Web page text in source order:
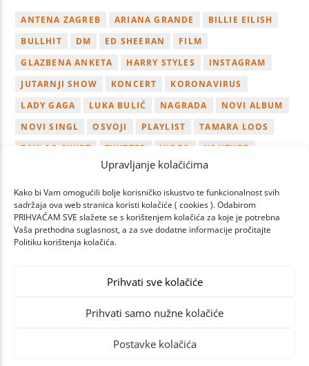
Upravljanje kolačićima
Kako bi Vam omogućili bolje korisničko iskustvo te funkcionalnost svih
sadržaja ova web stranica koristi kolačiće ( cookies ). Odabirom
PRIHVAĆAM SVE slažete se s korištenjem kolačića za koje je potrebna
Vaša prethodna suglasnost, a za sve dodatne informacije pročitajte
Politiku korištenja kolačića.
Prihvati sve kolačiće
Prihvati samo nužne kolačiće
Postavke kolačića
ANTENA ZAGREB ARIANA GRANDE
BILLIE EILISH
BULLHIT
DM ED SHEERAN
FILM
GLAZBENA ANKETA
HARRY STYLES
INSTAGRAM
JUTARNJI SHOW
KONCERT
KORONAVIRUS
LADY GAGA
LUKA BULIĆ NAGRADA
NOVI ALBUM
NOVI SINGL
OSVOJI PLAYLIST
TAMARA LOOS
TAYLOR SWIFT
TWITTER VIDEO
YOUTUBE